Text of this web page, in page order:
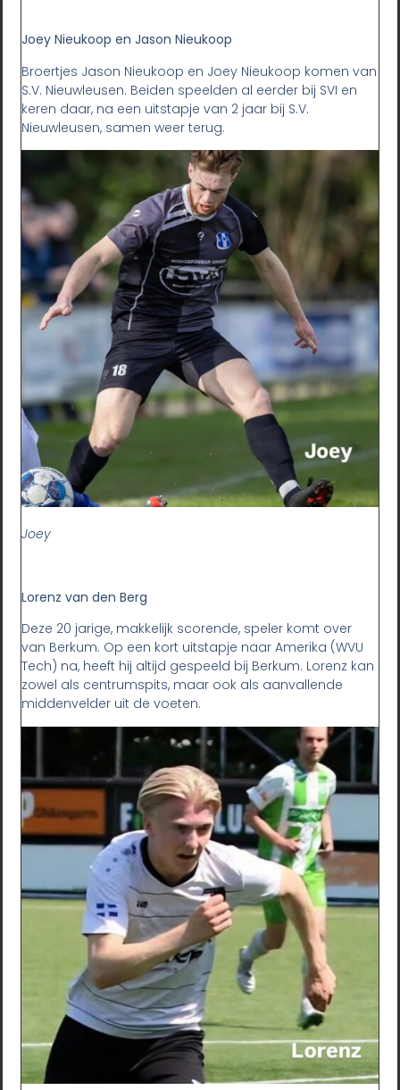
Joey Nieukoop en Jason Nieukoop
Broertjes Jason Nieukoop en Joey Nieukoop komen van
S.V. Nieuwleusen. Beiden speelden al eerder bij SVI en
keren daar, na een uitstapje van 2 jaar bij S.V.
Nieuwleusen, samen weer terug.
Joey
Lorenz van den Berg
Deze 20 jarige, makkelijk scorende, speler komt over
van Berkum. Op een kort uitstapje naar Amerika (WVU
Tech) na, heeft hij altijd gespeeld bij Berkum. Lorenz kan
zowel als centrumspits, maar ook als aanvallende
middenvelder uit de voeten.